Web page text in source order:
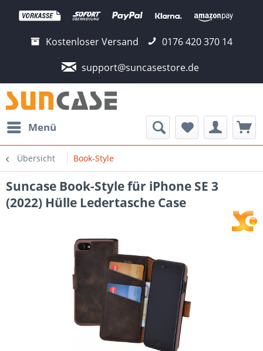
Kostenloser Versand
0176 420 370 14
support@suncasestore.de
Menü
Übersicht Book-Style
Suncase Book-Style für iPhone SE 3
(2022) Hülle Ledertasche Case